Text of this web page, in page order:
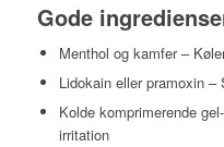
Gode
Menthol og kamfer –
Lidokain eller pramoxin –
Kolde komprimerende
irritation